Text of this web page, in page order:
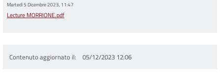
Martedì 5 Dicembre 2023, 11:47
Lecture MORRIONE.pdf
Contenuto aggiornato il 05/12/2023 12:06